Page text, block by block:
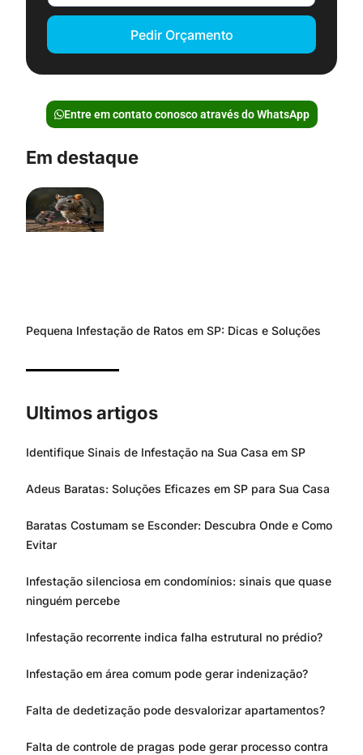
Pedir Orçamento
Entre em contato conosco através do WhatsApp
Em destaque
Pequena Infestação de Ratos em SP: Dicas e Soluções
Ultimos artigos
Identifique Sinais de Infestação na Sua Casa em SP
Adeus Baratas: Soluções Eficazes em SP para Sua Casa
Baratas Costumam se Esconder: Descubra Onde e Como
Evitar
Infestação silenciosa em condomínios: sinais que quase
ninguém percebe
Infestação recorrente indica falha estrutural no prédio?
Infestação em área comum pode gerar indenização?
Falta de dedetização pode desvalorizar apartamentos?
Falta de controle de pragas pode gerar processo contra